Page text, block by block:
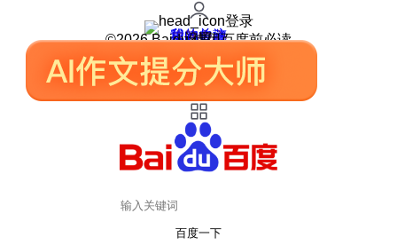
登录
我的关注
我的收藏
皮肤中心
用户反馈
设置
©2026 Baidu 使用百度前必读
百度一下